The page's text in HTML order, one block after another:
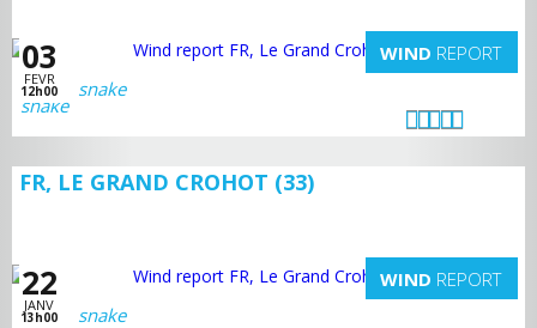
03
FEVR
12h00
WIND REPORT
snake
FR, LE GRAND CROHOT (33)
22
JANV
13h00
WIND REPORT
snake